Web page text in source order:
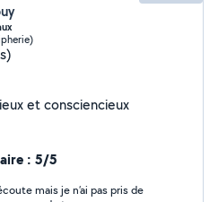
suis sérieux et consciencieux
: 5/5
mais je n’ai pas pris de